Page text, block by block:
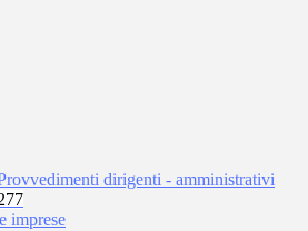
dirigenti - amministrativi
imprese